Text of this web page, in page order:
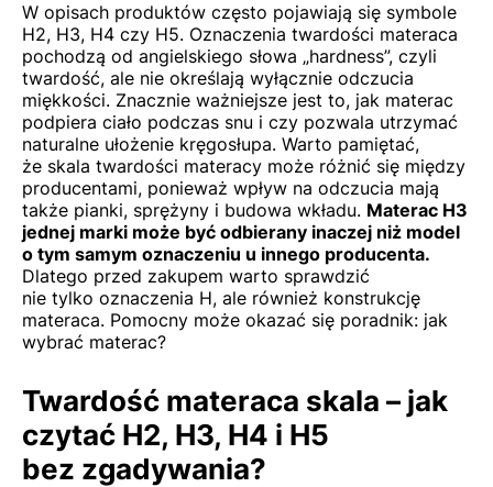
W opisach produktów często pojawiają się symbole
H2, H3, H4 czy H5. Oznaczenia twardości materaca
pochodzą od angielskiego słowa „hardness”, czyli
twardość, ale nie określają wyłącznie odczucia
miękkości. Znacznie ważniejsze jest to, jak materac
podpiera ciało podczas snu i czy pozwala utrzymać
naturalne ułożenie kręgosłupa. Warto pamiętać,
że skala twardości materacy może różnić się między
producentami, ponieważ wpływ na odczucia mają
także pianki, sprężyny i budowa wkładu. Materac H3
jednej marki może być odbierany inaczej niż model
o tym samym oznaczeniu u innego producenta.
Dlatego przed zakupem warto sprawdzić
nie tylko oznaczenia H, ale również konstrukcję
materaca. Pomocny może okazać się poradnik: jak
wybrać materac?
Twardość materaca skala – jak
czytać H2, H3, H4 i H5
bez zgadywania?